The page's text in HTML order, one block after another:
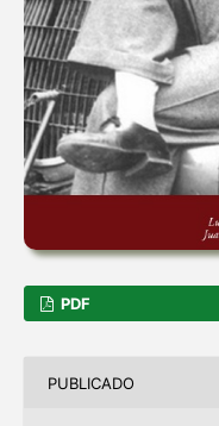
PDF
PUBLICADO